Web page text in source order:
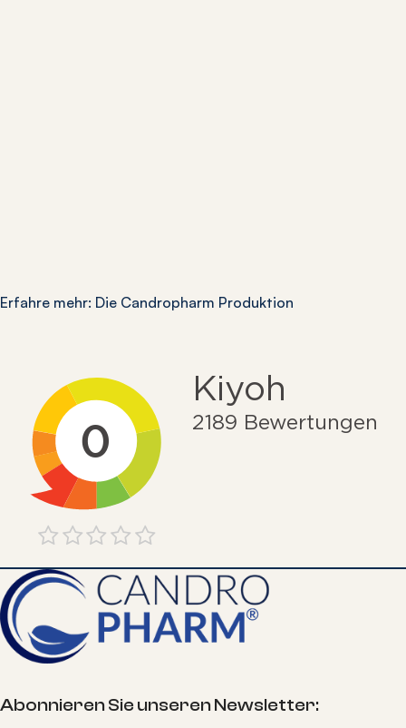
Erfahre mehr: Die Candropharm Produktion
Abonnieren Sie unseren Newsletter: